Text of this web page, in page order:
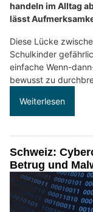
handeln im Alltag
lässt
Diese Lücke
Schulkinder
einfache Wenn-
bewusst zu
Weiterlesen
Schweiz:
Betrug und